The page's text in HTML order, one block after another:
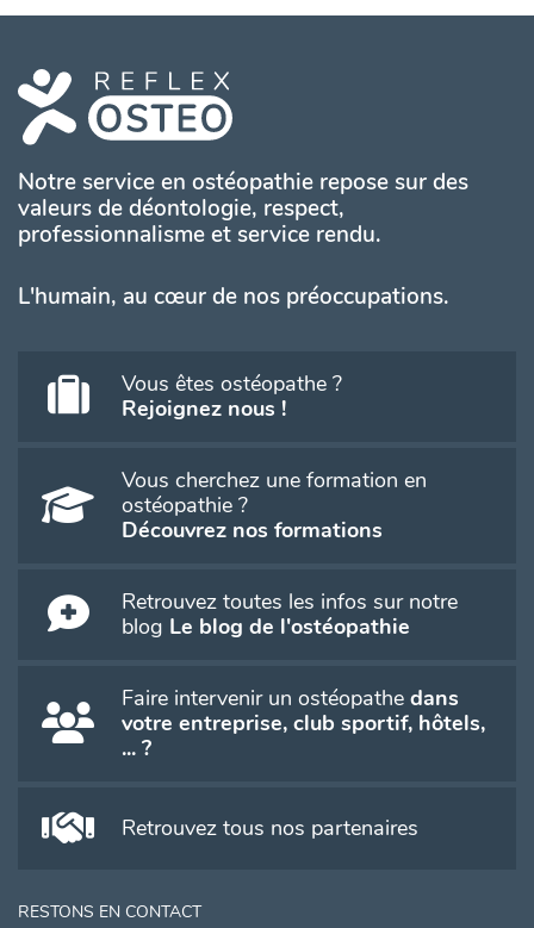
Notre service en ostéopathie repose sur des
valeurs de déontologie, respect,
professionnalisme et service rendu.
L'humain, au cœur de nos préoccupations.
Vous êtes ostéopathe ?
Rejoignez nous !
Vous cherchez une formation en
ostéopathie ?
Découvrez nos formations
Retrouvez toutes les infos sur notre
blog Le blog de l'ostéopathie
Faire intervenir un ostéopathe dans
votre entreprise, club sportif, hôtels,
... ?
Retrouvez tous nos partenaires
RESTONS EN CONTACT